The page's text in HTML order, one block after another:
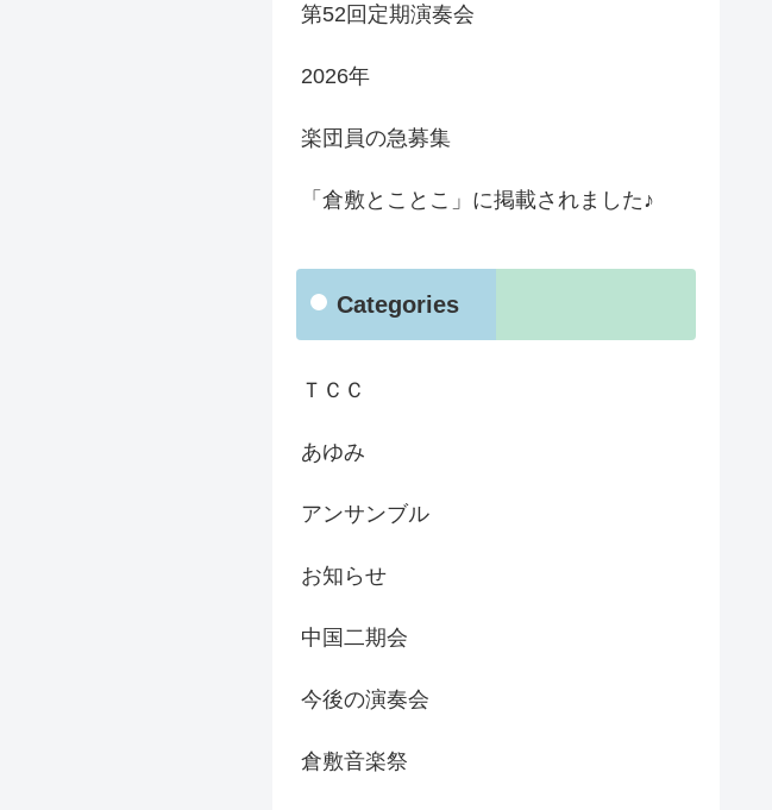
第52回定期演奏会
2026年
楽団員の急募集
「倉敷とことこ」に掲載されました♪
Categories
ＴＣＣ
あゆみ
アンサンブル
お知らせ
中国二期会
今後の演奏会
倉敷音楽祭